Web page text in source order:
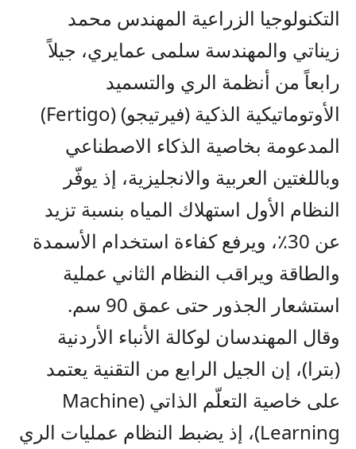
التكنولوجيا الزراعية المهندس محمد
زيناتي والمهندسة سلمى عمايري، جيلاً
رابعاً من أنظمة الري والتسميد
الأوتوماتيكية الذكية (فيرتيجو) (Fertigo)
المدعومة بخاصية الذكاء الاصطناعي
وباللغتين العربية والانجليزية، إذ يوفّر
النظام الأول استهلاك المياه بنسبة تزيد
عن 30٪، ويرفع كفاءة استخدام الأسمدة
والطاقة ويراقب النظام الثاني عملية
استشعار الجذور حتى عمق 90 سم.
وقال المهندسان لوكالة الأنباء الأردنية
(بترا)، إن الجيل الرابع من التقنية يعتمد
على خاصية التعلّم الذاتي (Machine
Learning)، إذ يضبط النظام عمليات الري